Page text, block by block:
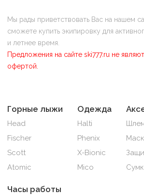
Мы рады приветствовать Вас на нашем
сможете купить экипировку для
и летнее время.
Предложения на сайте ski777.ru не
офертой.
Горные лыжи
Head
Fischer
Scott
Atomic
Одежда
Halti
Phenix
X-Bionic
Mico
Часы работы